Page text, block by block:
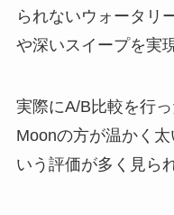
られないウォータリ
や深いスイープを実
実際にA/B比較を行
Moonの方が温かく
いう評価が多く見ら